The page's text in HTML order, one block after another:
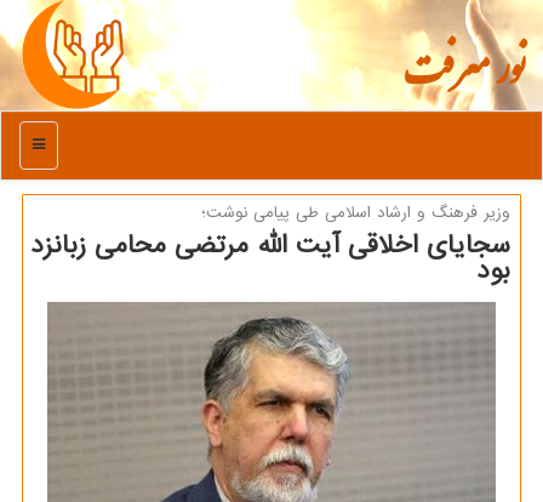
نور معرفت
منو
وزیر فرهنگ و ارشاد اسلامی طی پیامی نوشت؛
سجایای اخلاقی آیت الله مرتضی محامی زبانزد
بود